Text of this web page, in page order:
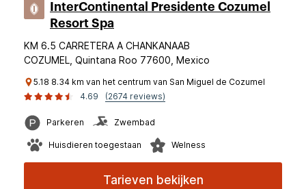
InterContinental Presidente Cozumel
Resort Spa
KM 6.5 CARRETERA A CHANKANAAB
COZUMEL, Quintana Roo 77600, Mexico
5.18 8.34 km van het centrum van San Miguel de Cozumel
4.69
(2674 reviews)
Parkeren Zwembad
Huisdieren toegestaan Welness
Tarieven bekijken